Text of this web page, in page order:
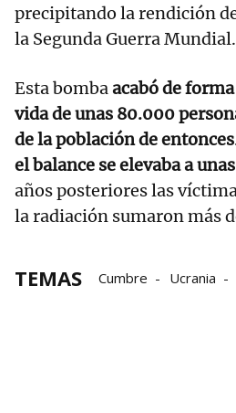
precipitando la rendición
la Segunda Guerra Mundial.
Esta bombaacabó de
vida de unas 80.000
de la población de entonces
el balance se elevaba a
años posteriores las
la radiación sumaron más
TEMAS Cumbre Ucrania